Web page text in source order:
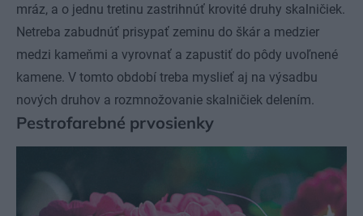
mráz, a o jednu tretinu zastrihnúť krovité druhy skalničiek.
Netreba zabudnúť prisypať zeminu do škár a medzier
medzi kameňmi a vyrovnať a zapustiť do pôdy uvoľnené
kamene. V tomto období treba myslieť aj na výsadbu
nových druhov a rozmnožovanie skalničiek delením.
Pestrofarebné prvosienky